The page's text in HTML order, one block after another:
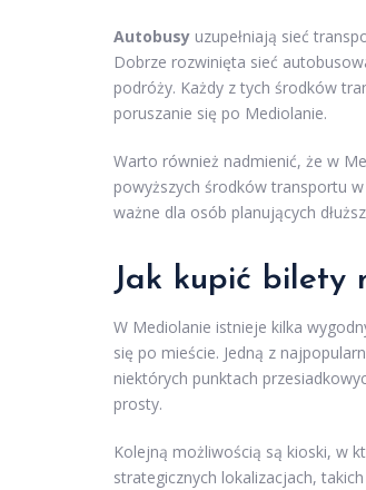
Autobusy uzupełniają sieć
Dobrze rozwinięta sieć
podróży. Każdy z tych środków
poruszanie się po Mediolanie.
Warto również nadmienić, że w
powyższych środków transportu
ważne dla osób planujących
Jak kupić bilety
W Mediolanie istnieje kilka
się po mieście. Jedną z
niektórych punktach
prosty.
Kolejną możliwością są kioski, w
strategicznych lokalizacjach,